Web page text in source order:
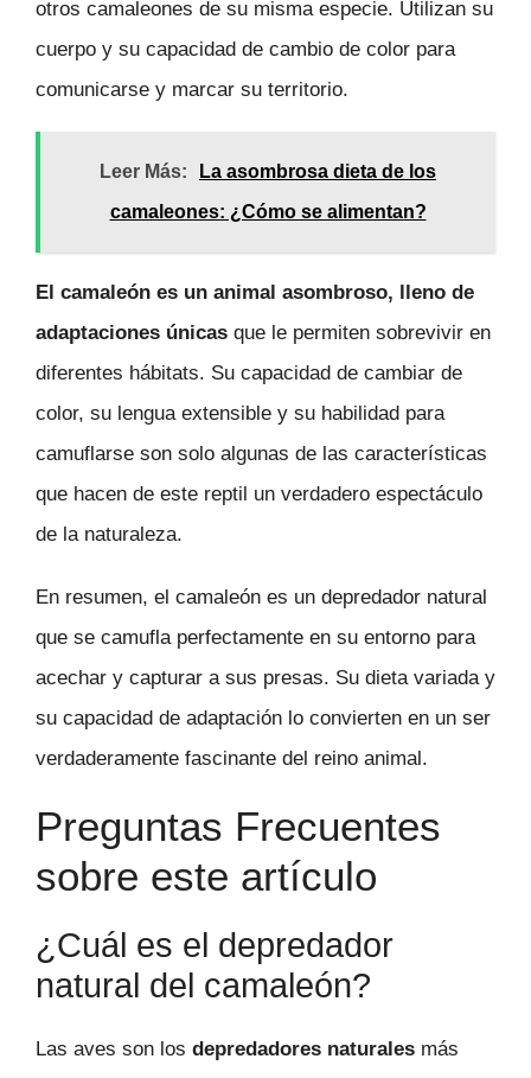
otros camaleones de su misma especie. Utilizan su
cuerpo y su capacidad de cambio de color para
comunicarse y marcar su territorio.
Leer Más:
La asombrosa dieta de los
camaleones: ¿Cómo se alimentan?
El camaleón es un animal asombroso, lleno de
adaptaciones únicas que le permiten sobrevivir en
diferentes hábitats. Su capacidad de cambiar de
color, su lengua extensible y su habilidad para
camuflarse son solo algunas de las características
que hacen de este reptil un verdadero espectáculo
de la naturaleza.
En resumen, el camaleón es un depredador natural
que se camufla perfectamente en su entorno para
acechar y capturar a sus presas. Su dieta variada y
su capacidad de adaptación lo convierten en un ser
verdaderamente fascinante del reino animal.
Preguntas Frecuentes
sobre este artículo
¿Cuál es el depredador
natural del camaleón?
Las aves son los depredadores naturales más